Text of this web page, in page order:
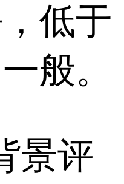
低于
般。
景评